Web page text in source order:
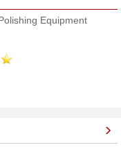
Equipment